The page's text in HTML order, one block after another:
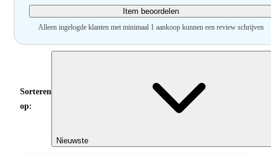
Item beoordelen
Alleen ingelogde klanten met minimaal 1 aankoop kunnen een review schrijven
Sorteren
op:
Nieuwste